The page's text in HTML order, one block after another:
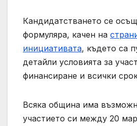
Кандидатстването се
формуляра, качен на
инициативата, където са
детайли условията за
финансиране и всички
Всяка община има
участието си между 20